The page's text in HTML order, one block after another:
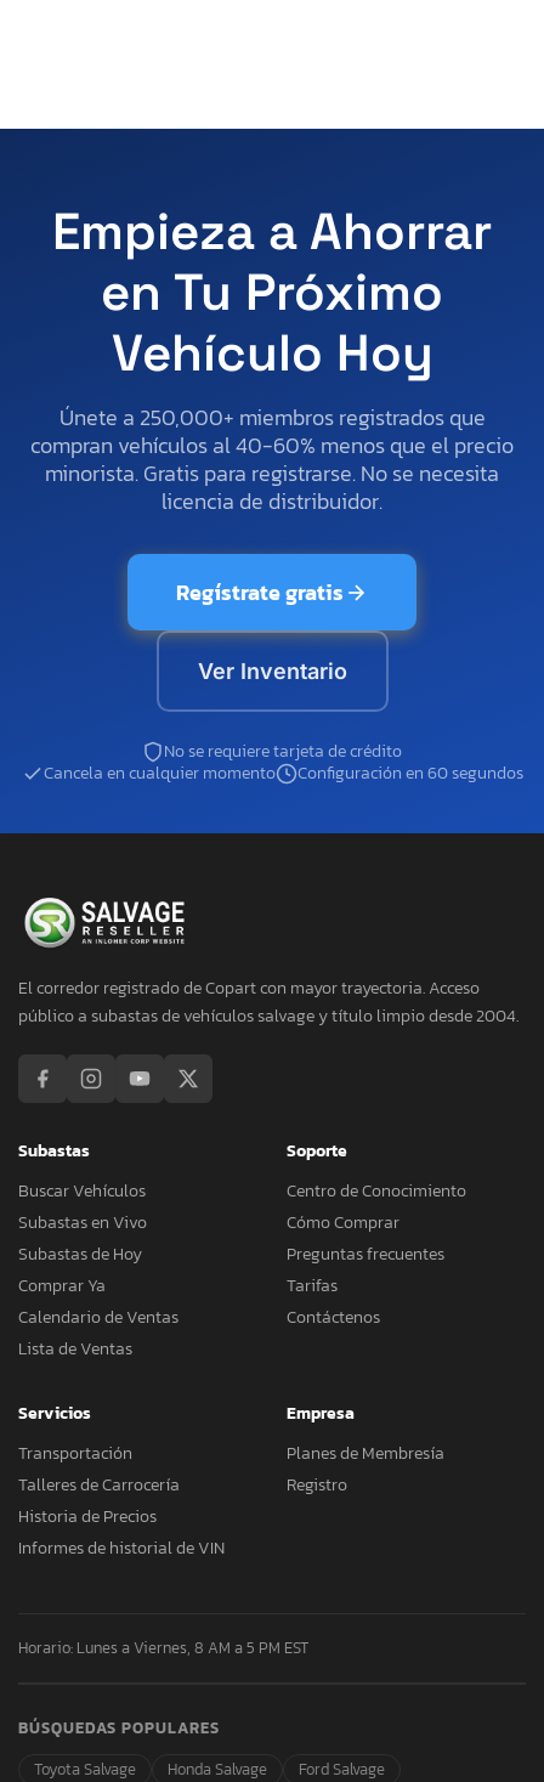
Empieza a Ahorrar
en Tu Próximo
Vehículo Hoy
Únete a 250,000+ miembros registrados que
compran vehículos al 40-60% menos que el precio
minorista. Gratis para registrarse. No se necesita
licencia de distribuidor.
Regístrate gratis
Ver Inventario
No se requiere tarjeta de crédito
Cancela en cualquier momento
Configuración en 60 segundos
El corredor registrado de Copart con mayor trayectoria. Acceso
público a subastas de vehículos salvage y título limpio desde 2004.
Subastas
Buscar Vehículos
Subastas en Vivo
Subastas de Hoy
Comprar Ya
Calendario de Ventas
Lista de Ventas
Soporte
Centro de Conocimiento
Cómo Comprar
Preguntas frecuentes
Tarifas
Contáctenos
Servicios
Transportación
Talleres de Carrocería
Historia de Precios
Informes de historial de VIN
Empresa
Planes de Membresía
Registro
Horario: Lunes a Viernes, 8 AM a 5 PM EST
BÚSQUEDAS POPULARES
Toyota Salvage
Honda Salvage Ford Salvage